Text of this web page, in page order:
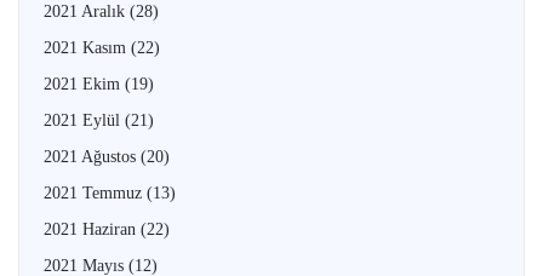
2021 Aralık (28)
2021 Kasım (22)
2021 Ekim (19)
2021 Eylül (21)
2021 Ağustos (20)
2021 Temmuz (13)
2021 Haziran (22)
2021 Mayıs (12)